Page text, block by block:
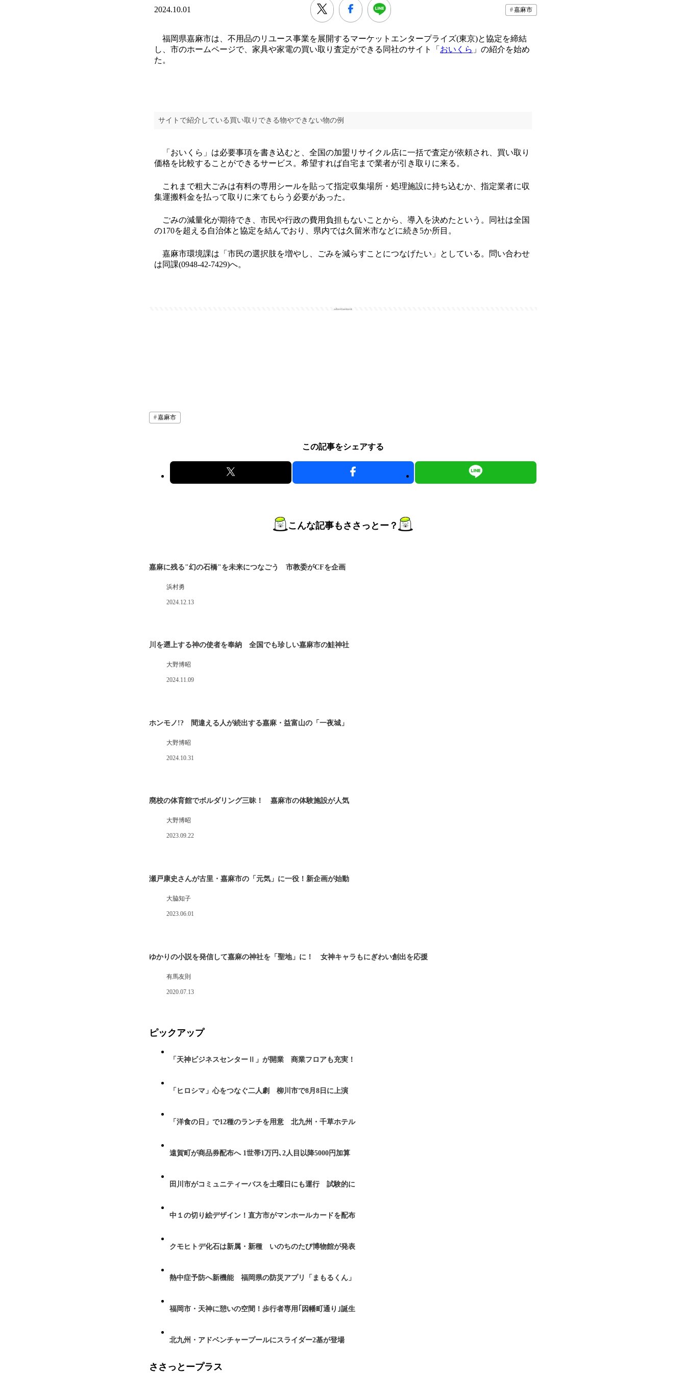
2024.10.01 嘉麻市
福岡県嘉麻市は、不用品のリユース事業を展開するマーケットエンタープライズ(東京)と協定を締結
し、市のホームページで、家具や家電の買い取り査定ができる同社のサイト「 おいくら 」の紹介を始め
た。
サイトで紹介している買い取りできる物やできない物の例
「おいくら」は必要事項を書き込むと、全国の加盟リサイクル店に一括で査定が依頼され、買い取り
価格を比較することができるサービス。希望すれば自宅まで業者が引き取りに来る。
これまで粗大ごみは有料の専用シールを貼って指定収集場所・処理施設に持ち込むか、指定業者に収
集運搬料金を払って取りに来てもらう必要があった。
ごみの減量化が期待でき、市民や行政の費用負担もないことから、導入を決めたという。同社は全国
の170を超える自治体と協定を結んでおり、県内では久留米市などに続き5か所目。
嘉麻市環境課は「市民の選択肢を増やし、ごみを減らすことにつなげたい」としている。問い合わせ
は同課(0948-42-7429)へ。
advertisement
嘉麻市
この記事をシェアする
こんな記事もささっとー？
嘉麻に残る"幻の石橋"を未来につなごう 市教委がCFを企画
浜村勇
2024.12.13
川を遡上する神の使者を奉納 全国でも珍しい嘉麻市の鮭神社
大野博昭
2024.11.09
ホンモノ!? 間違える人が続出する嘉麻・益富山の「一夜城」
大野博昭
2024.10.31
廃校の体育館でボルダリング三昧！ 嘉麻市の体験施設が人気
大野博昭
2023.09.22
瀬戸康史さんが古里・嘉麻市の「元気」に一役！新企画が始動
大脇知子
2023.06.01
ゆかりの小説を発信して嘉麻の神社を「聖地」に！ 女神キャラもにぎわい創出を応援
有馬友則
2020.07.13
ピックアップ
「天神ビジネスセンターⅡ」が開業 商業フロアも充実！
「ヒロシマ」心をつなぐ二人劇 柳川市で8月8日に上演
「洋食の日」で12種のランチを用意 北九州・千草ホテル
遠賀町が商品券配布へ 1世帯1万円､2人目以降5000円加算
田川市がコミュニティーバスを土曜日にも運行 試験的に
中１の切り絵デザイン！直方市がマンホールカードを配布
クモヒトデ化石は新属・新種 いのちのたび博物館が発表
熱中症予防へ新機能 福岡県の防災アプリ「まもるくん」
福岡市・天神に憩いの空間！歩行者専用｢因幡町通り｣誕生
北九州・アドベンチャープールにスライダー2基が登場
ささっとープラス